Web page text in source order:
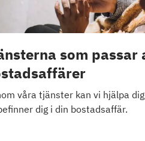
som passar
våra tjänster kan vi hjälpa
dig i din bostadsaffär.